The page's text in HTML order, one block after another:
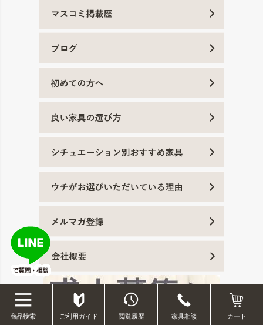
商品検索 ご利用ガイド 閲覧履歴 家具相談 カート